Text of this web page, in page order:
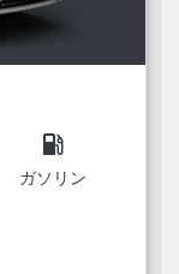
local_gas_station
ガソリン